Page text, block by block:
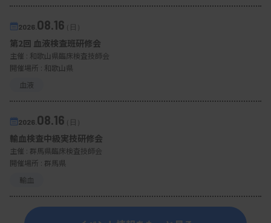
2026. 08.16（日）
第2回 血液検査班研修会
主催 : 和歌山県臨床検査技師会
開催場所 : 和歌山県
血液
2026. 08.16（日）
輸血検査中級実技研修会
主催 : 群馬県臨床検査技師会
開催場所 : 群馬県
輸血